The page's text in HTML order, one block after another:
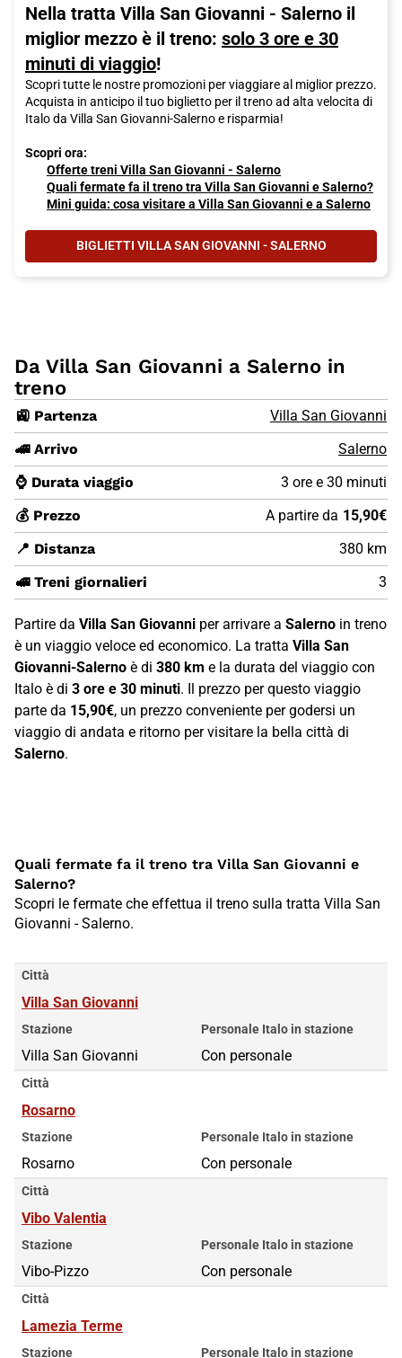
Nella tratta Villa San Giovanni - Salerno il
miglior mezzo è il treno: solo 3 ore e 30
minuti di viaggio!
Scopri tutte le nostre promozioni per viaggiare al miglior prezzo.
Acquista in anticipo il tuo biglietto per il treno ad alta velocita di
Italo da Villa San Giovanni-Salerno e risparmia!
Scopri ora:
Offerte treni Villa San Giovanni - Salerno
Quali fermate fa il treno tra Villa San Giovanni e Salerno?
Mini guida: cosa visitare a Villa San Giovanni e a Salerno
BIGLIETTI VILLA SAN GIOVANNI - SALERNO
Da Villa San Giovanni a Salerno in
treno
🚉 Partenza
Villa San Giovanni
🚄 Arrivo
Salerno
⌚ Durata viaggio
3 ore e 30 minuti
💰 Prezzo
A partire da 15,90€
📍 Distanza
380 km
🚅 Treni giornalieri
3
Partire da Villa San Giovanni per arrivare a Salerno in treno
è un viaggio veloce ed economico. La tratta Villa San
Giovanni-Salerno è di 380 km e la durata del viaggio con
Italo è di 3 ore e 30 minuti. Il prezzo per questo viaggio
parte da 15,90€, un prezzo conveniente per godersi un
viaggio di andata e ritorno per visitare la bella città di
Salerno.
Quali fermate fa il treno tra Villa San Giovanni e
Salerno?
Scopri le fermate che effettua il treno sulla tratta Villa San
Giovanni - Salerno.
Città
Villa San Giovanni
Stazione
Villa San Giovanni
Personale Italo in stazione
Con personale
Città
Rosarno
Stazione
Rosarno
Personale Italo in stazione
Con personale
Città
Vibo Valentia
Stazione
Vibo-Pizzo
Personale Italo in stazione
Con personale
Città
Lamezia Terme
Stazione Personale Italo in stazione